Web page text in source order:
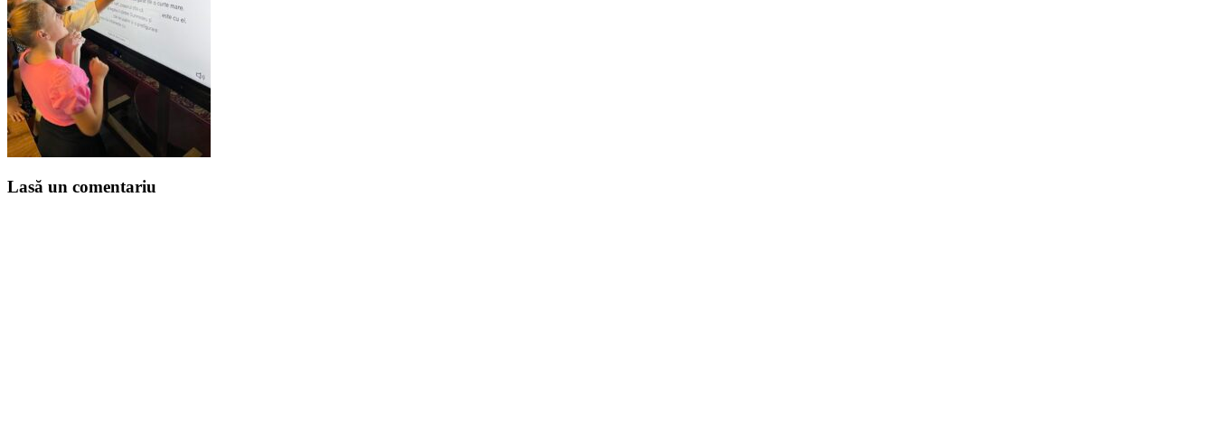
Lasă un comentariu